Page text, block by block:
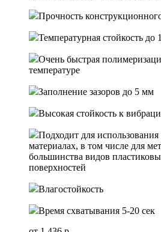
Прочность
Температурная стойкость до
Очень быстрая
температуре
Заполнение зазоров до 5 мм
Высокая стойкость к
Подходит для
материалах, в том числе для
большинства видов
поверхностей
Влагостойкость
Время схватывания 5-20 сек